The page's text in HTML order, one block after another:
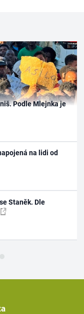
Podle Mlejnka je
na lidi od
Staněk. Dle